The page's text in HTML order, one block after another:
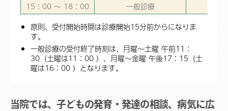
15：00 ～ 18：00
一般診療
原則、受付開始時間は診療開始15分前からになりま
す。
一般診療の受付終了時刻は、月曜～土曜 午前11：
30（土曜は11：00 ）、月曜～金曜 午後17：15（土
曜は16：00 ）となります。
当院では、子どもの発育・発達の相談、病気に広